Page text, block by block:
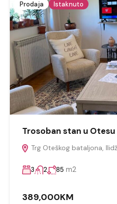
Prodaja Istaknuto
Trosoban stan u
Trg Oteškog bataljona,
3 2 85 m2
389,000KM